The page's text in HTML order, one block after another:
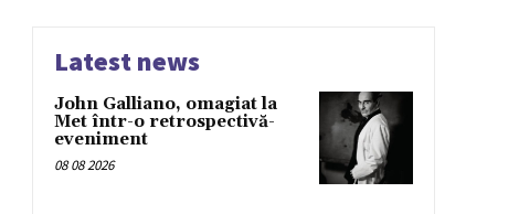
Latest news
John Galliano, omagiat la
Met într-o retrospectivă-
eveniment
08 08 2026